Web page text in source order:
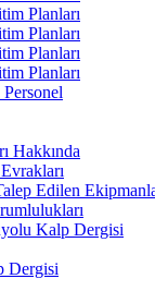
Planları
Planları
Planları
Planları
Hakkında
Edilen
Kalp Dergisi
Dergisi